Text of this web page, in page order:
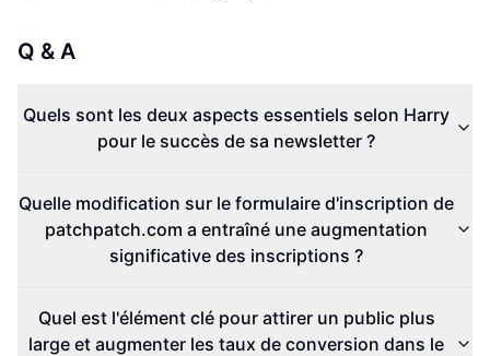
Q & A
Quels sont les deux aspects essentiels selon Harry
pour le succès de sa newsletter ?
Quelle modification sur le formulaire d'inscription de
patchpatch.com a entraîné une augmentation
significative des inscriptions ?
Quel est l'élément clé pour attirer un public plus
large et augmenter les taux de conversion dans le